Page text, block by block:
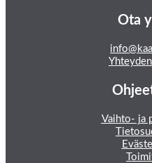
Ota
Vaihto- ja